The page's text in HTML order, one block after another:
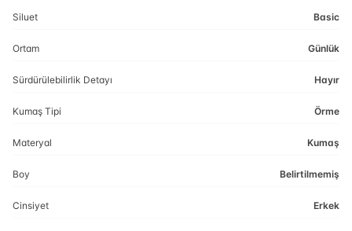
Siluet Basic
Ortam Günlük
Sürdürülebilirlik Detayı Hayır
Kumaş Tipi Örme
Materyal Kumaş
Boy Belirtilmemiş
Cinsiyet Erkek